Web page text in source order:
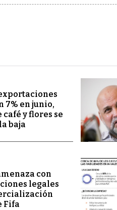
7% en junio,
café y flores se
baja
con
legales
Fifa